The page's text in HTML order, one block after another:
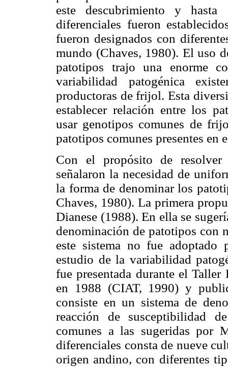
este descubrimiento y hasta
diferenciales fueron
fueron designados con
mundo (Chaves, 1980). El uso
patotipos trajo una enorme
variabilidad patogénica
productoras de frijol. Esta
establecer relación entre los
usar genotipos comunes de
patotipos comunes presentes en
Con el propósito de resolver
señalaron la necesidad de
la forma de denominar los
Chaves, 1980). La primera
Dianese (1988). En ella se
denominación de patotipos con
este sistema no fue
estudio de la variabilidad
fue presentada durante el
en 1988 (CIAT, 1990) y
consiste en un sistema de
reacción de susceptibilidad
comunes a las sugeridas por
diferenciales consta de nueve
origen andino, con diferentes